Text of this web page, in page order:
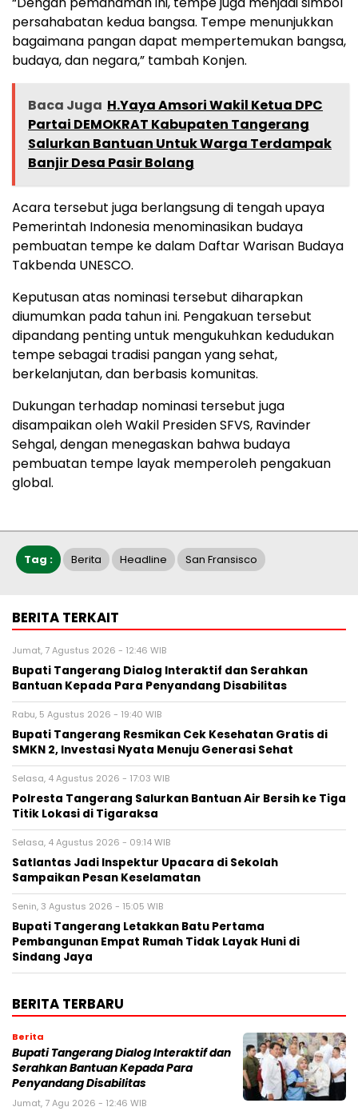
persahabatan kedua bangsa. Tempe menunjukkan
bagaimana pangan dapat mempertemukan bangsa,
budaya, dan negara,” tambah Konjen.
Baca Juga H.Yaya Amsori Wakil Ketua DPC
Partai DEMOKRAT Kabupaten Tangerang
Salurkan Bantuan Untuk Warga Terdampak
Banjir Desa Pasir Bolang
Acara tersebut juga berlangsung di tengah upaya
Pemerintah Indonesia menominasikan budaya
pembuatan tempe ke dalam Daftar Warisan Budaya
Takbenda UNESCO.
Keputusan atas nominasi tersebut diharapkan
diumumkan pada tahun ini. Pengakuan tersebut
dipandang penting untuk mengukuhkan kedudukan
tempe sebagai tradisi pangan yang sehat,
berkelanjutan, dan berbasis komunitas.
Dukungan terhadap nominasi tersebut juga
disampaikan oleh Wakil Presiden SFVS, Ravinder
Sehgal, dengan menegaskan bahwa budaya
pembuatan tempe layak memperoleh pengakuan
global.
Tag : Berita Headline San Fransisco
BERITA TERKAIT
Jumat, 7 Agustus 2026 - 12:46 WIB
Bupati Tangerang Dialog Interaktif dan Serahkan
Bantuan Kepada Para Penyandang Disabilitas
Rabu, 5 Agustus 2026 - 19:40 WIB
‎Bupati Tangerang Resmikan Cek Kesehatan Gratis di
SMKN 2, Investasi Nyata Menuju Generasi Sehat
Selasa, 4 Agustus 2026 - 17:03 WIB
Polresta Tangerang Salurkan Bantuan Air Bersih ke Tiga
Titik Lokasi di Tigaraksa
Selasa, 4 Agustus 2026 - 09:14 WIB
Satlantas Jadi Inspektur Upacara di Sekolah
Sampaikan Pesan Keselamatan
Senin, 3 Agustus 2026 - 15:05 WIB
Bupati Tangerang Letakkan Batu Pertama
Pembangunan Empat Rumah Tidak Layak Huni di
Sindang Jaya
BERITA TERBARU
Berita
Bupati Tangerang Dialog Interaktif dan
Serahkan Bantuan Kepada Para
Penyandang Disabilitas
Jumat, 7 Agu 2026 - 12:46 WIB